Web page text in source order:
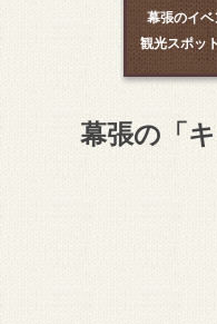
幕張のイ
観光スポッ
幕張の「